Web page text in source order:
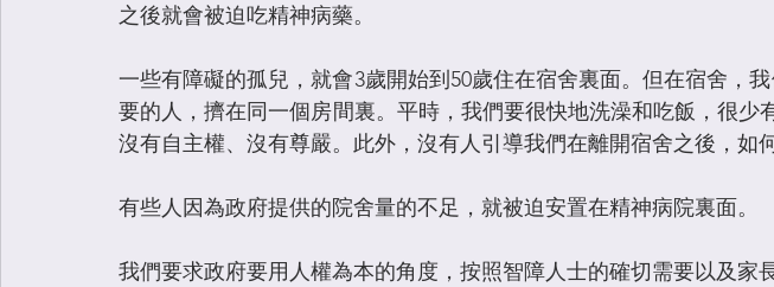
之後就會被迫吃精神病藥。
一些有障礙的孤兒，就會3歲開始到50歲住在宿舍裏面。但在宿舍，
要的人，擠在同一個房間裏。平時，我們要很快地洗澡和吃飯，很少
沒有自主權、沒有尊嚴。此外，沒有人引導我們在離開宿舍之後，如
有些人因為政府提供的院舍量的不足，就被迫安置在精神病院裏面。
我們要求政府要用人權為本的角度，按照智障人士的確切需要以及家